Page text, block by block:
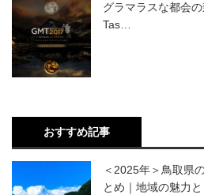
グラマラスな都会
Tas…
おすすめ記事
＜2025年＞鳥取県
とめ｜地域の魅力と